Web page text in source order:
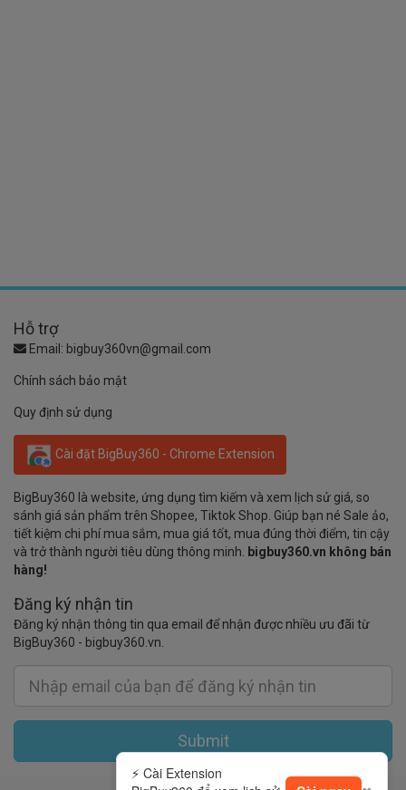
⚡ Cài Extension
Hỗ trợ
Email: bigbuy360vn@gmail.com
Chính sách bảo mật
Quy định sử dụng
Cài đặt BigBuy360 - Chrome Extension
BigBuy360 là website, ứng dụng tìm kiếm và xem lịch sử giá, so
sánh giá sản phẩm trên Shopee, Tiktok Shop. Giúp bạn né Sale ảo,
tiết kiệm chi phí mua sắm, mua giá tốt, mua đúng thời điểm, tin cậy
và trở thành người tiêu dùng thông minh. bigbuy360.vn không bán
hàng!
Đăng ký nhận tin
Đăng ký nhận thông tin qua email để nhận được nhiều ưu đãi từ
BigBuy360 - bigbuy360.vn.
Submit